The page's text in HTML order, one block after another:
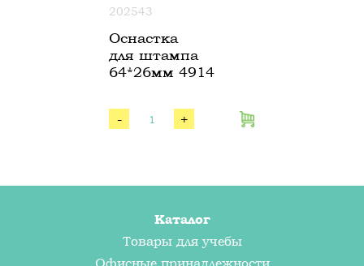
202543
Оснастка
для штампа
64*26мм 4914
- +
Каталог
Товары для учебы
Офисные принадлежности